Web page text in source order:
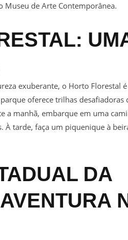
de Arte Contemporânea.
exuberante, o Horto Florestal
oferece trilhas desafiadoras
a manhã, embarque em uma
À tarde, faça um piquenique à
DA